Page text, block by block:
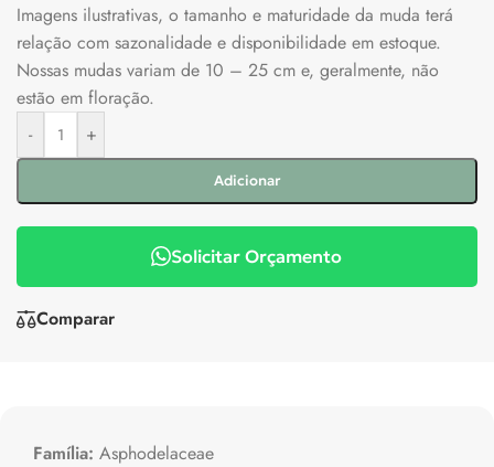
Imagens ilustrativas, o tamanho e maturidade da muda terá
relação com sazonalidade e disponibilidade em estoque.
Nossas mudas variam de 10 – 25 cm e, geralmente, não
estão em floração.
-
+
Adicionar
Solicitar Orçamento
Comparar
Família: Asphodelaceae